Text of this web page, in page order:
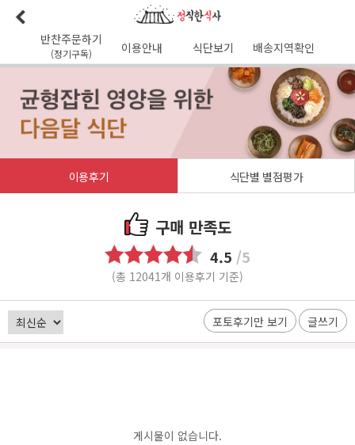
반찬주문하기
(정기구독) 이용안내 식단보기 배송지역확인
이용후기 배송가능지역
식단사진 1:1문의 다음달식단
이용약관
배송시간 오전7시 이전 배송 보장 (새벽배송 가능지역)
이용후기 식단별 별점평가
구매 만족도
4.5 /5
(총 12041개 이용후기 기준)
포토후기만 보기 글쓰기
게시물이 없습니다.